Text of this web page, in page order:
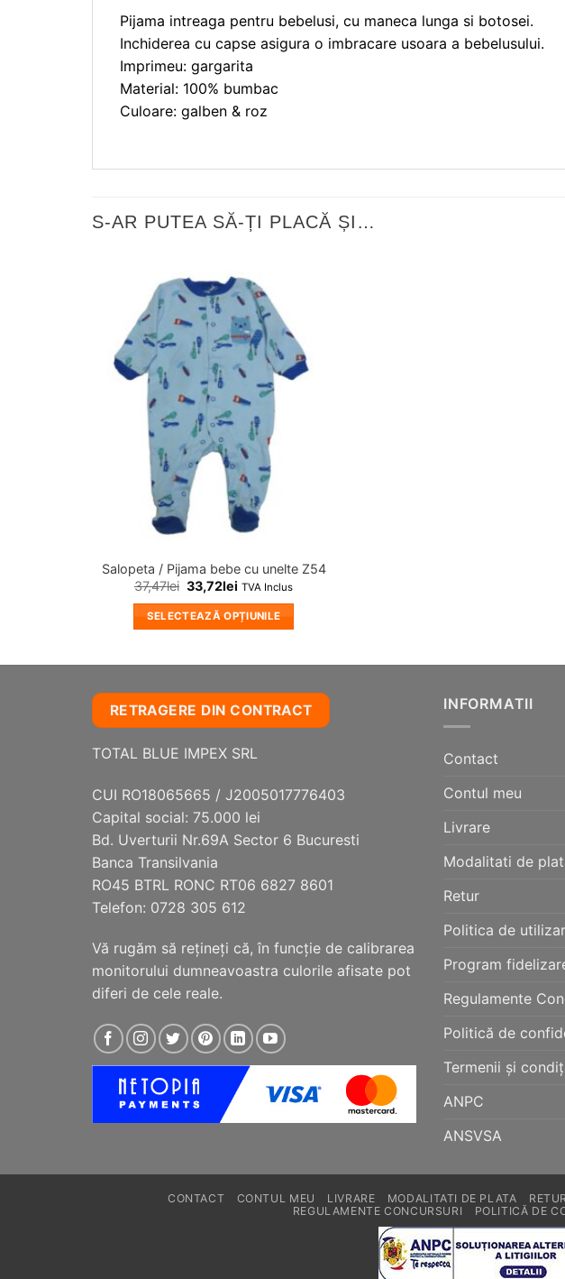
Pijama intreaga pentru bebelusi, cu maneca lunga si botosei.
Inchiderea cu capse asigura o imbracare usoara a bebelusului.
Imprimeu: gargarita
Material: 100% bumbac
Culoare: galben & roz
S-AR PUTEA SĂ-ȚI PLACĂ ȘI…
Adauga
wishlist!
Salopeta / Pijama bebe cu unelte Z54
37,47lei 33,72lei TVA Inclus
SELECTEAZĂ OPȚIUNILE
mai
Opțiunile
fi
alese
în
pagina
produsului.
RETRAGERE DIN CONTRACT
TOTAL BLUE IMPEX SRL
CUI RO18065665 / J2005017776403
Capital social: 75.000 lei
Bd. Uverturii Nr.69A Sector 6 Bucuresti
Banca Transilvania
RO45 BTRL RONC RT06 6827 8601
Telefon: 0728 305 612
Vă rugăm să reţineţi că, în funcţie de calibrarea
monitorului dumneavoastra culorile afisate pot
diferi de cele reale.
INFORMATII
Contact
Contul meu
Livrare
Modalitati de
Retur
Politica de
Program
Regulamente
Politică de
Termenii și
ANPC
ANSVSA
CONTACT CONTUL MEU LIVRARE MODALITATI DE PLATA RETUR
REGULAMENTE CONCURSURI
POLITICĂ DE